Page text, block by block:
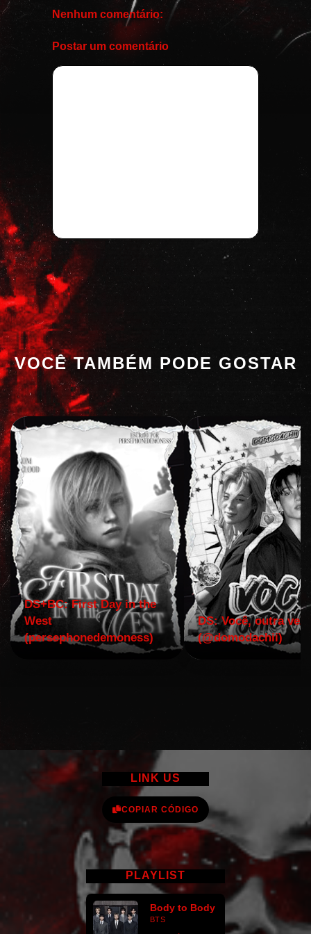
Nenhum comentário:
Postar um comentário
VOCÊ TAMBÉM PODE GOSTAR
DS+BC: First Day in the
West
(persephonedemoness)
DS: Você, outra vez!
(@domodachii)
LINK US
COPIAR CÓDIGO
PLAYLIST
Body to Body
BTS